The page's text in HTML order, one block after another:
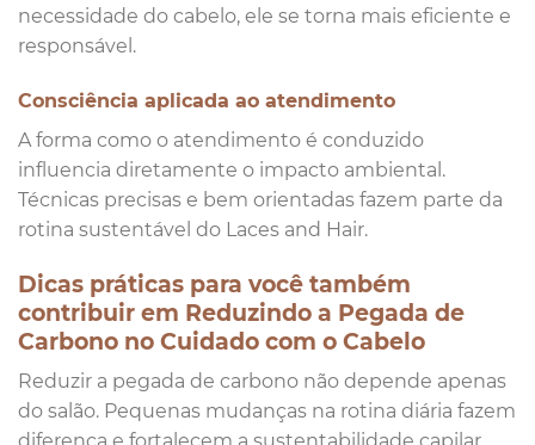
necessidade do cabelo, ele se torna mais eficiente e
responsável.
Consciência aplicada ao atendimento
A forma como o atendimento é conduzido
influencia diretamente o impacto ambiental.
Técnicas precisas e bem orientadas fazem parte da
rotina sustentável do Laces and Hair.
Dicas práticas para você também
contribuir em Reduzindo a Pegada de
Carbono no Cuidado com o Cabelo
Reduzir a pegada de carbono não depende apenas
do salão. Pequenas mudanças na rotina diária fazem